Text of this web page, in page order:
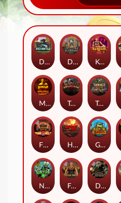
Duck Hunters
Highway to Hell
Tombstone Slaughter
Mental
Deadwood R.I.P
Nexus The Crypt
Gator Hunters
Kenneth Must Die
Fire in the Hole 2
Tanked
Folsom Prison Dead Canary